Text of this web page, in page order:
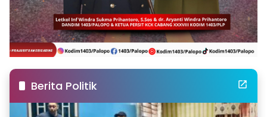
Berita Politik